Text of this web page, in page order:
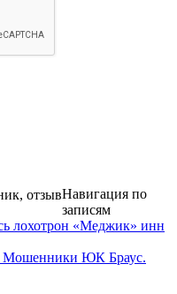
отзывНавигация по
записям
лохотрон «Меджик» инн
Мошенники ЮК Браус.